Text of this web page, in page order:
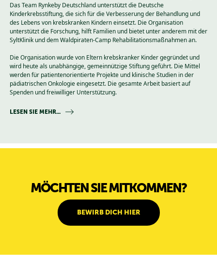
Das Team Rynkeby Deutschland unterstützt die Deutsche
Kinderkrebsstiftung, die sich für die Verbesserung der Behandlung und
des Lebens von krebskranken Kindern einsetzt. Die Organisation
unterstützt die Forschung, hilft Familien und bietet unter anderem mit der
SyltKlinik und dem Waldpiraten-Camp Rehabilitationsmaßnahmen an.
Die Organisation wurde von Eltern krebskranker Kinder gegründet und
wird heute als unabhängige, gemeinnützige Stiftung geführt. Die Mittel
werden für patientenorientierte Projekte und klinische Studien in der
pädiatrischen Onkologie eingesetzt. Die gesamte Arbeit basiert auf
Spenden und freiwilliger Unterstützung.
LESEN SIE MEHR...
MÖCHTEN SIE MITKOMMEN?
BEWIRB DICH HIER